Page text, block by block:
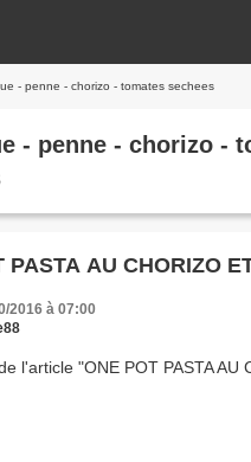
- penne - chorizo - tomates sechees
- penne - chorizo -
PASTA AU CHORIZO
2016 à 07:00